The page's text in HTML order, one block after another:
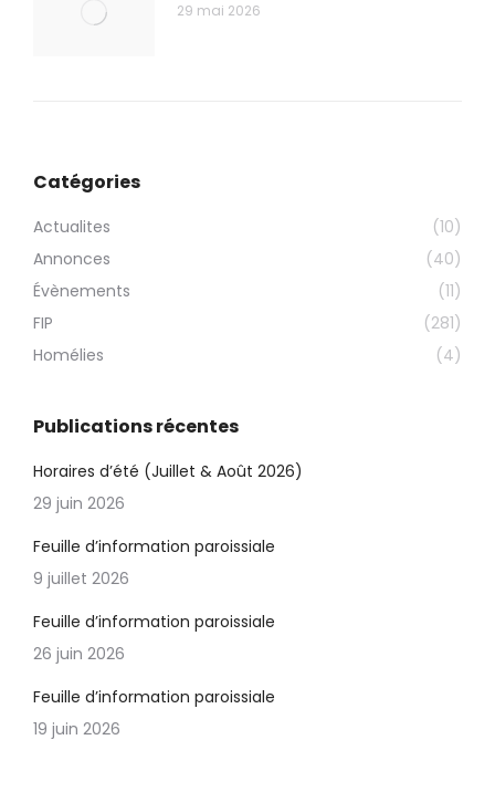
29 mai 2026
Catégories
Actualites
(10)
Annonces
(40)
Évènements
(11)
FIP
(281)
Homélies
(4)
Publications récentes
Horaires d’été (Juillet & Août 2026)
29 juin 2026
Feuille d’information paroissiale
9 juillet 2026
Feuille d’information paroissiale
26 juin 2026
Feuille d’information paroissiale
19 juin 2026